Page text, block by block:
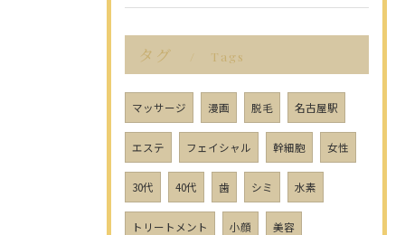
タグ Tags
マッサージ 漫画 脱毛 名古屋駅
エステ フェイシャル 幹細胞 女性
30代 40代 歯 シミ 水素
トリートメント 小顔 美容